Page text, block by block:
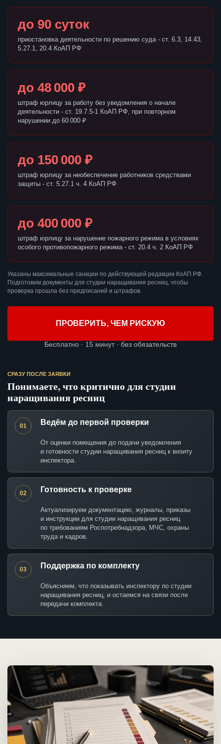
до 90 суток
приостановка деятельности по решению суда - ст. 6.3, 14.43,
5.27.1, 20.4 КоАП РФ
до 48 000 ₽
штраф юрлицу за работу без уведомления о начале
деятельности - ст. 19.7.5-1 КоАП РФ, при повторном
нарушении до 60 000 ₽
до 150 000 ₽
штраф юрлицу за необеспечение работников средствами
защиты - ст. 5.27.1 ч. 4 КоАП РФ
до 400 000 ₽
штраф юрлицу за нарушение пожарного режима в условиях
особого противопожарного режима - ст. 20.4 ч. 2 КоАП РФ
Указаны максимальные санкции по действующей редакции КоАП РФ.
Подготовим документы для студии наращивания ресниц, чтобы
проверка прошла без предписаний и штрафов.
ПРОВЕРИТЬ, ЧЕМ РИСКУЮ
Бесплатно · 15 минут · без обязательств
СРАЗУ ПОСЛЕ ЗАЯВКИ
Понимаете, что критично для студии
наращивания ресниц
01 Ведём до первой проверки
От оценки помещения до подачи уведомления
и готовности студии наращивания ресниц к визиту
инспектора.
02 Готовность к проверке
Актуализируем документацию, журналы, приказы
и инструкции для студии наращивания ресниц
по требованиям Роспотребнадзора, МЧС, охраны
труда и кадров.
03 Поддержка по комплекту
Объясняем, что показывать инспектору по студии
наращивания ресниц, и остаемся на связи после
передачи комплекта.